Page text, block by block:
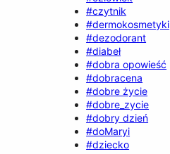
#czytnik
#dermokosmetyki
#dezodorant
#diabeł
#dobra opowieść
#dobracena
#dobre życie
#dobre_zycie
#dobry dzień
#doMaryi
#dziecko